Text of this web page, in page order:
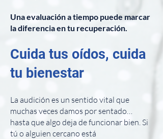
Una evaluación a tiempo puede marcar
la diferencia en tu recuperación.
Cuida tus oídos, cuida
tu bienestar
La audición es un sentido vital que
muchas veces damos por sentado…
hasta que algo deja de funcionar bien. Si
tú o alguien cercano está